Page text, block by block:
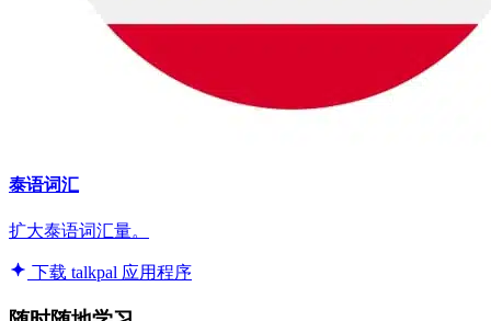
泰语词汇
扩大泰语词汇量。
下载 talkpal 应用程序